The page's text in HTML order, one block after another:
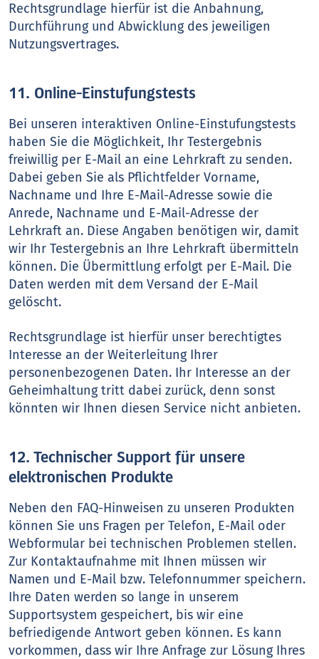
Rechtsgrundlage hierfür ist die Anbahnung,
Durchführung und Abwicklung des jeweiligen
Nutzungsvertrages.
11. Online-Einstufungstests
Bei unseren interaktiven Online-Einstufungstests
haben Sie die Möglichkeit, Ihr Testergebnis
freiwillig per E-Mail an eine Lehrkraft zu senden.
Dabei geben Sie als Pflichtfelder Vorname,
Nachname und Ihre E-Mail-Adresse sowie die
Anrede, Nachname und E-Mail-Adresse der
Lehrkraft an. Diese Angaben benötigen wir, damit
wir Ihr Testergebnis an Ihre Lehrkraft übermitteln
können. Die Übermittlung erfolgt per E-Mail. Die
Daten werden mit dem Versand der E-Mail
gelöscht.
Rechtsgrundlage ist hierfür unser berechtigtes
Interesse an der Weiterleitung Ihrer
personenbezogenen Daten. Ihr Interesse an der
Geheimhaltung tritt dabei zurück, denn sonst
könnten wir Ihnen diesen Service nicht anbieten.
12. Technischer Support für unsere
elektronischen Produkte
Neben den FAQ-Hinweisen zu unseren Produkten
können Sie uns Fragen per Telefon, E-Mail oder
Webformular bei technischen Problemen stellen.
Zur Kontaktaufnahme mit Ihnen müssen wir
Namen und E-Mail bzw. Telefonnummer speichern.
Ihre Daten werden so lange in unserem
Supportsystem gespeichert, bis wir eine
befriedigende Antwort geben können. Es kann
vorkommen, dass wir Ihre Anfrage zur Lösung Ihres